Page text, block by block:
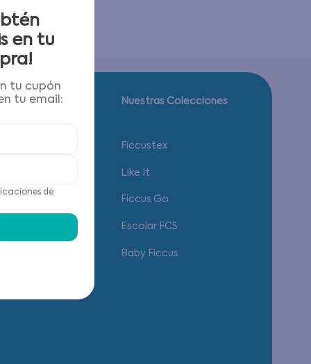
Guía de tallas. Nuestras Colecciones
Ficcustex
Like It
Ficcus Go
Escolar FCS
Baby Ficcus
en tu
tu cupón
tu email:
de